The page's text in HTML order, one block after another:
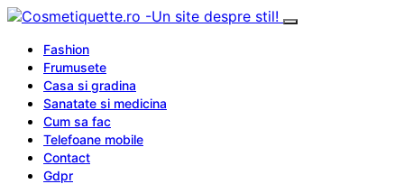
Fashion
Frumusete
Casa si gradina
Sanatate si medicina
Cum sa fac
Telefoane mobile
Contact
Gdpr